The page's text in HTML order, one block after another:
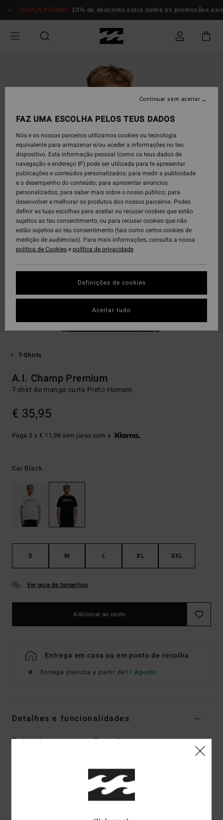
para
informação
DUPLA PROMO 10% de desconto extra sobre as promocôes
T-Shirts
A.I. Champ Premium
T-shirt de manga curta Preto Homem
€ 35,95
Paga 3 x € 11,98 sem juros com a
Cor Black
S M L XL XXL
Ver guia de tamanhos
Adicionar ao cesto
Entrega em casa ou em ponto de recolha
Entrega prevista a partir de11 Agosto
Detalhes e funcionalidades
T-shirt de manga curta Preto Homem
Jérsei de algodão [170 g/m²]
FAZ UMA ESCOLHA PELOS TEUS DADOS
Nós e os nossos parceiros utilizamos cookies ou tecnologia
equivalente para armazenar e/ou aceder a informações no teu
dispositivo. Esta informação pessoal (como os teus dados de
navegação e endereço IP) pode ser utilizada para te apresentar
publicações e conteúdos personalizados; para medir a publicidade
e o desempenho do conteúdo; para apresentar anúncios
personalizados; para saber mais sobre o nosso público; para
desenvolver e melhorar os produtos dos nossos parceiros. Podes
definir as tuas escolhas para aceitar ou recusar cookies que estão
sujeitos ao teu consentimento, ou para recusar cookies que não
estão sujeitos ao teu consentimento (tais como certos cookies de
medição de audiências). Para mais informações, consulta a nossa
política de Cookiesepolítica de privacidade
Definições de cookies
Continuar sem aceitar
Aceitar tudo